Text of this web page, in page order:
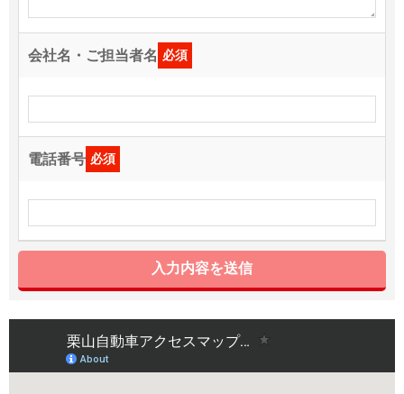
会社名・ご担当者名 必須
電話番号 必須
入力内容を送信